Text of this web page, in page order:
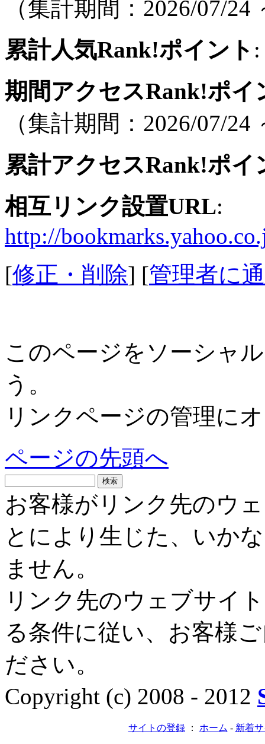
（集計期間：2026/07/24
累計人気Rank!ポイント
期間アクセスRank!ポイ
（集計期間：2026/07/24
累計アクセスRank!ポイ
相互リンク設置URL:
http://
[修正・削除] [管理者に
このページをソーシャ
う。
リンクページの管理に
ページの先頭へ
お客様がリンク先のウ
とにより生じた、いか
ません。
リンク先のウェブサイ
る条件に従い、お客様
ださい。
Copyright (c) 2008 - 2012
サイトの登録： ホーム - 新着